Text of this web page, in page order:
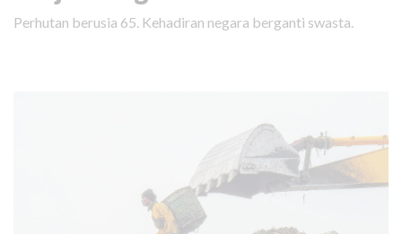
Perhutan berusia 65. Kehadiran negara berganti swasta.